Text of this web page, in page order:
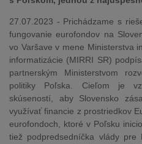
27.07.2023 - Prichádzame s
fungovanie eurofondov na
vo Varšave v mene Ministerstva
informatizácie (MIRRI SR)
partnerským Ministerstvom
politiky Poľska. Cieľom je
skúseností, aby Slovensko
využívať financie z prostriedkov
eurofondoch, ktoré v Poľsku
tiež podpredsedníčka vlády